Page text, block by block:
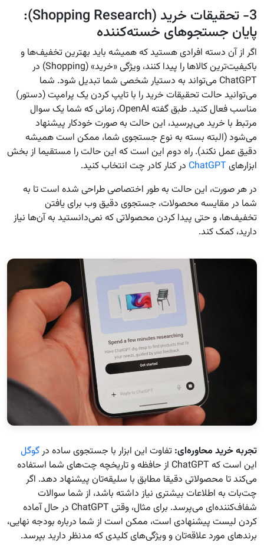
3- تحقیقات خرید (Shopping Research):
پایان جستجوهای خسته‌کننده
اگر از آن دسته افرادی هستید که همیشه باید بهترین تخفیف‌ها و
باکیفیت‌ترین کالاها را پیدا کنند، ویژگی «خرید» (Shopping) در
ChatGPT می‌تواند به دستیار شخصی شما تبدیل شود. شما
می‌توانید حالت تحقیقات خرید را با تایپ کردن یک پرامپت (دستور)
مناسب فعال کنید. طبق گفته OpenAI، زمانی که شما یک سوال
مرتبط با خرید می‌پرسید، این حالت به صورت خودکار پیشنهاد
می‌شود (البته بسته به نوع جستجوی شما، ممکن است همیشه
دقیق عمل نکند). راه دوم این است که این حالت را مستقیما از بخش
ابزارهایChatGPT در کنار کادر چت انتخاب کنید.
در هر صورت، این حالت به طور اختصاصی طراحی شده است تا به
شما در مقایسه محصولات، جستجوی دقیق وب برای یافتن
تخفیف‌ها، و حتی پیدا کردن محصولاتی که نمی‌دانستید به آن‌ها نیاز
دارید، کمک کند.
تجربه خرید محاوره‌ای: تفاوت این ابزار با جستجوی ساده درگوگل
این است که ChatGPT از حافظه و تاریخچه چت‌های شما استفاده
می‌کند تا محصولاتی دقیقا مطابق با سلیقه‌تان پیشنهاد دهد. اگر
چت‌بات به اطلاعات بیشتری نیاز داشته باشد، از شما سوالات
شفاف‌کننده‌ای می‌پرسد. برای مثال، وقتی ChatGPT در حال آماده
کردن لیست پیشنهادی است، ممکن است از شما درباره بودجه نهایی،
برندهای مورد علاقه‌تان و ویژگی‌های کلیدی که مدنظر دارید بپرسد.